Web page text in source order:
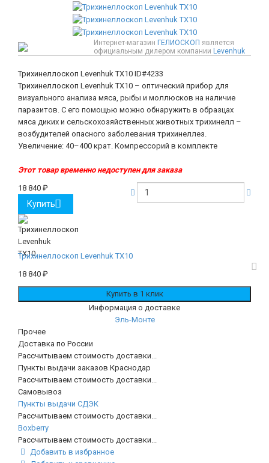
Интернет-магазин ГЕЛИОСКОП является
официальным дилером компании Levenhuk
Трихинеллоскоп Levenhuk TX10 ID#4233
Трихинеллоскоп Levenhuk TX10 – оптический прибор для
визуального анализа мяса, рыбы и моллюсков на наличие
паразитов. С его помощью можно обнаружить в образцах
мяса диких и сельскохозяйственных животных трихинелл –
возбудителей опасного заболевания трихинеллез.
Увеличение: 40–400 крат. Компрессорий в комплекте
Этот товар временно недоступен для заказа
18 840 ₽
Купить
Трихинеллоскоп Levenhuk TX10
18 840 ₽
Информация о доставке
Эль-Монте
Прочее
Доставка по России
Рассчитываем стоимость доставки...
Пункты выдачи заказов Краснодар
Рассчитываем стоимость доставки...
Самовывоз
Пункты выдачи СДЭК
Рассчитываем стоимость доставки...
Boxberry
Рассчитываем стоимость доставки...
Добавить в избранное